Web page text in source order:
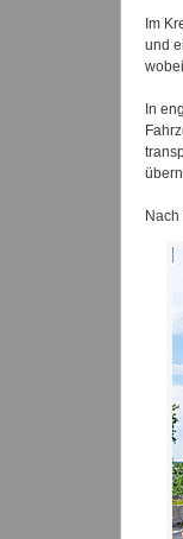
Im
und
In